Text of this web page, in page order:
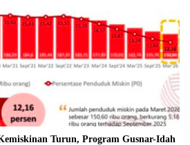
Turun, Program Gusnar-Idah